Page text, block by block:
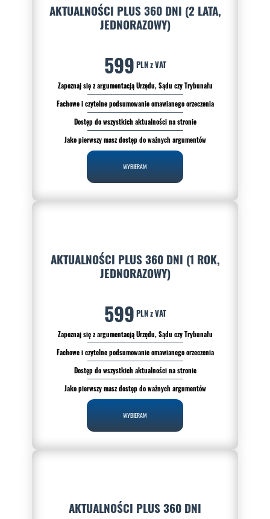
AKTUALNOŚCI PLUS 360 DNI (2 LATA,
JEDNORAZOWY)
599 PLN z VAT
Zapoznaj się z argumentacją Urzędu, Sądu czy Trybunału
Fachowe i czytelne podsumowanie omawianego orzeczenia
Dostęp do wszystkich aktualności na stronie
Jako pierwszy masz dostęp do ważnych argumentów
WYBIERAM
AKTUALNOŚCI PLUS 360 DNI (1 ROK,
JEDNORAZOWY)
599 PLN z VAT
Zapoznaj się z argumentacją Urzędu, Sądu czy Trybunału
Fachowe i czytelne podsumowanie omawianego orzeczenia
Dostęp do wszystkich aktualności na stronie
Jako pierwszy masz dostęp do ważnych argumentów
WYBIERAM
AKTUALNOŚCI PLUS 360 DNI